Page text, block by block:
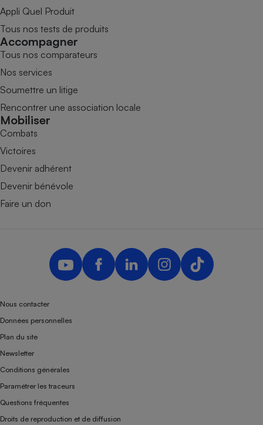
Appli Quel Produit
Tous nos tests de produits
Accompagner
Tous nos comparateurs
Nos services
Soumettre un litige
Rencontrer une association locale
Mobiliser
Combats
Victoires
Devenir adhérent
Devenir bénévole
Faire un don
Nous contacter
Données personnelles
Plan du site
Newsletter
Conditions générales
Paramétrer les traceurs
Questions fréquentes
Droits de reproduction et de diffusion